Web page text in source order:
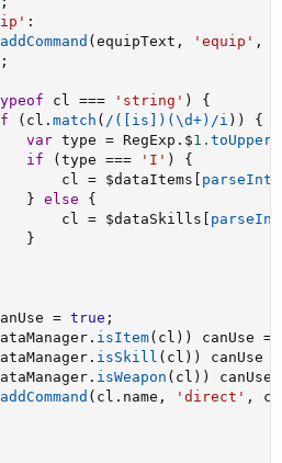
:
addCommand ( equipText , 'equip' ,
;
cl === 'string' )
{
( cl . match ( /([is])(\d+)/i ) )
{
var type = RegExp . $1.
if
( type === 'I' )
{
cl
= $dataItems parseInt
} else
{
cl
= $dataSkills parseInt
}
= true ;
. isItem( cl ) ) canUse =
. isSkill ( cl ) ) canUse
. isWeapon ( cl ) ) canUse
addCommand ( cl . name , 'direct' ,